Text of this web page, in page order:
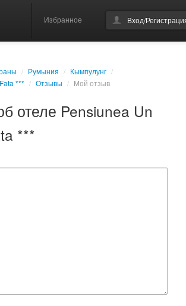
Избранное Вход/
/ Румыния / Кымпулунг /
*** / Отзывы / Мой отзыв
отеле Pensiunea Un
***